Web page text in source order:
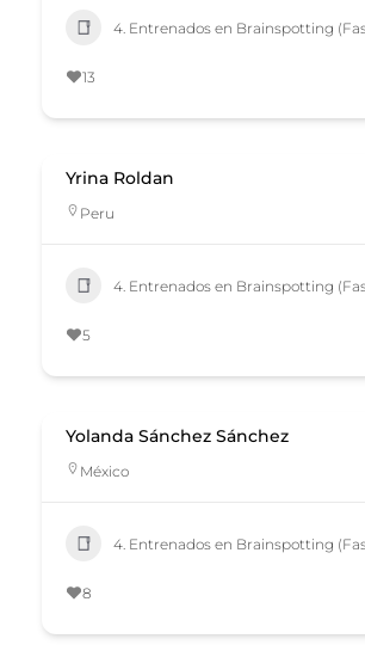
4. Entrenados en Brainspotting
13
Yrina Roldan
Peru
4. Entrenados en Brainspotting
5
Yolanda Sánchez Sánchez
México
4. Entrenados en Brainspotting
8